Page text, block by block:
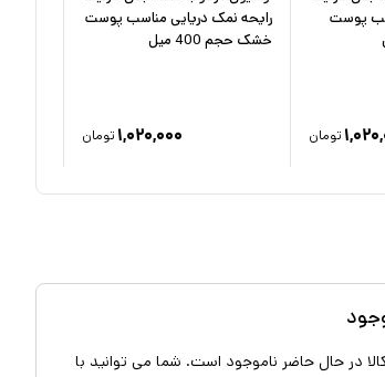
پوست
تومان
رایحه نمک دریایی مناسب پوست
خشک حجم 400 میل
۱,۰۲۰,۰۰۰ تومان
در حال حاضر ناموجود است. شما می توانید با